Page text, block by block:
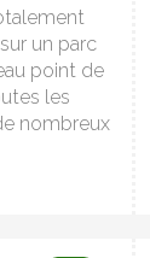
un parc
point de
les
nombreux